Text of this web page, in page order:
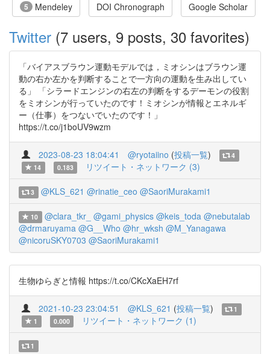
5 Mendeley DOI Chronograph Google Scholar
Twitter (7 users, 9 posts, 30 favorites)
「バイアスブラウン運動モデルでは，ミオシンはブラウン運
動の右か左かを判断することで一方向の運動を生み出してい
る」 「シラードエンジンの右左の判断をするデーモンの役割
をミオシンが行っていたのです！ミオシンが情報とエネルギ
ー（仕事）をつないでいたのです！」
https://t.co/j1boUV9wzm
2023-08-23 18:04:41 @ryotaiino (投稿一覧)
4
14
0.183 リツイート・ネットワーク (3)
3 @KLS_621 @rinatie_ceo @SaoriMurakami1
10 @clara_tkr_ @gami_physics @keis_toda @nebutalab
@drmaruyama @G__Who @hr_wksh @M_Yanagawa
@nicoruSKY0703 @SaoriMurakami1
生物ゆらぎと情報 https://t.co/CKcXaEH7rf
2021-10-23 23:04:51 @KLS_621 (投稿一覧)
1
1
0.000 リツイート・ネットワーク (1)
1